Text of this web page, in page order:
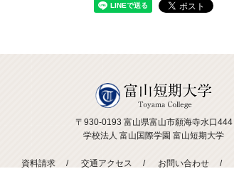
〒930-0193 富山県富山市願海寺水口444
学校法人 富山国際学園 富山短期大学
資料請求 交通アクセス お問い合わせ